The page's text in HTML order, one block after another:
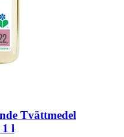
Tvättmedel
1 l